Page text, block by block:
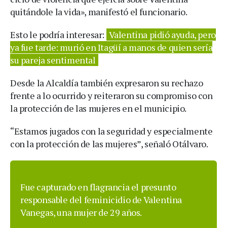
quitándole la vida», manifestó el funcionario.
Esto le podría interesar: Valentina pidió ayuda, pero
ya fue tarde: murió en Itagüí a manos de quien sería
su pareja sentimental
Desde la Alcaldía también expresaron su rechazo
frente a lo ocurrido y reiteraron su compromiso con
la protección de las mujeres en el municipio.
“Estamos jugados con la seguridad y especialmente
con la protección de las mujeres”, señaló Otálvaro.
Fue capturado en flagrancia el presunto
responsable del feminicidio de Valentina
Vanegas, una mujer de 29 años.